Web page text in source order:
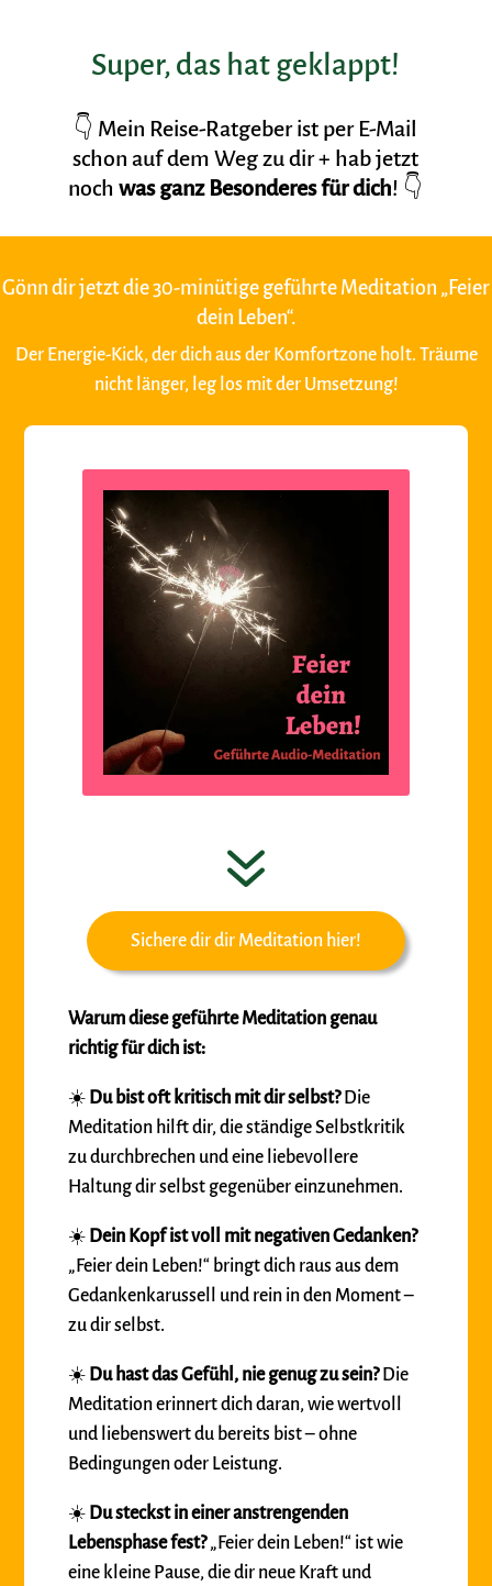
Super, das hat geklappt!
👇 Mein Reise-Ratgeber ist per E-Mail
schon auf dem Weg zu dir + hab jetzt
nochwas ganz Besonderes für dich! 👇
Gönn dir jetzt die 30-minütige geführte Meditation „Feier
dein Leben“.
Der Energie-Kick, der dich aus der Komfortzone holt. Träume
nicht länger, leg los mit der Umsetzung!
7
Sichere dir dir Meditation hier!
Warum diese geführte Meditation genau
richtig für dich ist:
☀️Du bist oft kritisch mit dir selbst?Die
Meditation hilft dir, die ständige Selbstkritik
zu durchbrechen und eine liebevollere
Haltung dir selbst gegenüber einzunehmen.
☀️Dein Kopf ist voll mit negativen Gedanken?
„Feier dein Leben!“ bringt dich raus aus dem
Gedankenkarussell und rein in den Moment –
zu dir selbst.
☀️Du hast das Gefühl, nie genug zu sein?Die
Meditation erinnert dich daran, wie wertvoll
und liebenswert du bereits bist – ohne
Bedingungen oder Leistung.
☀️Du steckst in einer anstrengenden
Lebensphase fest?„Feier dein Leben!“ ist wie
eine kleine Pause, die dir neue Kraft und